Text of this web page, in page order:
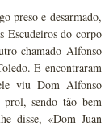
preso e desarmado,
Escudeiros do corpo
chamado Alfonso
E encontraram
viu Dom Alfonso
prol, sendo tão bem
disse, «Dom Juan